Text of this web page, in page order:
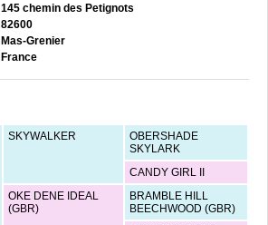
145 chemin des Petignots
82600
Mas-Grenier
France
SKYWALKER
OBERSHADE
SKYLARK
CANDY GIRL II
OKE DENE IDEAL
(GBR)
BRAMBLE HILL
BEECHWOOD (GBR)